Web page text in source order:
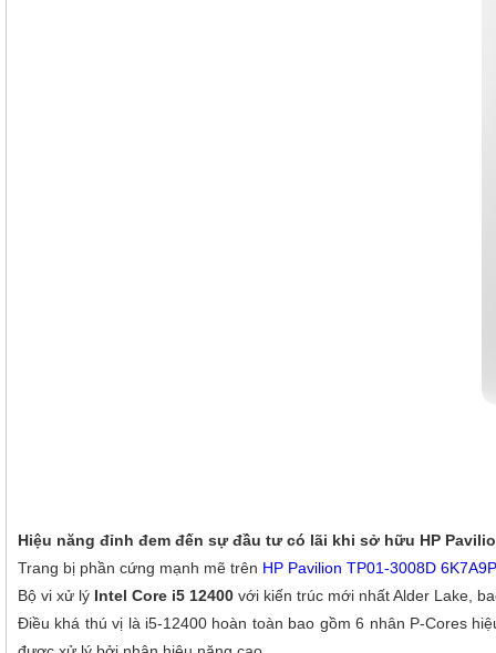
Hiệu năng đỉnh đem đến sự đầu tư có lãi khi sở hữu HP
Trang bị phần cứng mạnh mẽ trên HP Pavilion TP01-3008D
Bộ vi xử lý Intel Core i5 12400 với kiến trúc mới nhất Alder Lake,
Điều khá thú vị là i5-12400 hoàn toàn bao gồm 6 nhân P-Cores